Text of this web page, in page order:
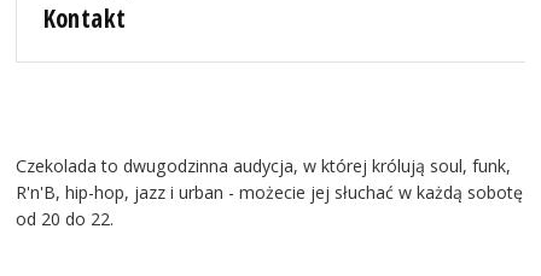
Kontakt
Czekolada to dwugodzinna audycja, w której królują soul, funk,
R'n'B, hip-hop, jazz i urban - możecie jej słuchać w każdą sobotę
od 20 do 22.